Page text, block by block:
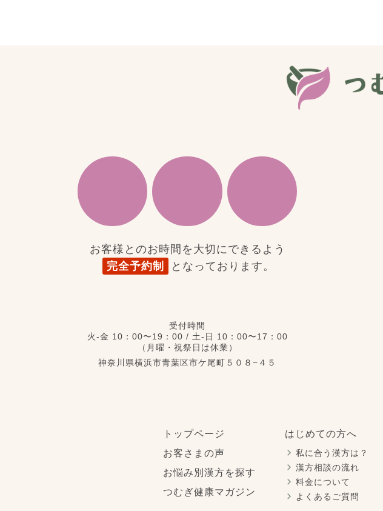
お客様とのお時間を大切にできるよう
完全予約制
となっております。
受付時間
火-金 10：00〜19：00 / 土-日 10：00〜17：00
（月曜・祝祭日は休業）
神奈川県横浜市青葉区市ケ尾町５０８−４５
トップページ
お客さまの声
お悩み別漢方を探す
つむぎ健康マガジン
はじめての方へ
私に合う漢方は？
漢方相談の流れ
料金について
よくあるご質問